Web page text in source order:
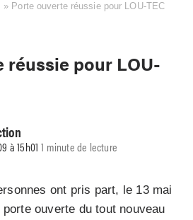
» Porte ouverte réussie pour LOU-TEC
réussie pour LOU-
à 15h01 1 minute de lecture
ont pris part, le 13 mai
ouverte du tout nouveau